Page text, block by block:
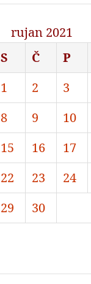
rujan 2021
S Č P
1
2 3
8 9 10
15 16 17
22 23 24
29 30